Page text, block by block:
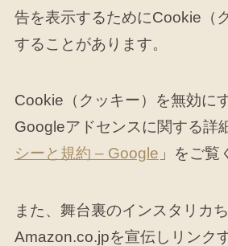
告を表示するためにCookie（
することがあります。
Cookie（クッキー）を無効に
Googleアドセンスに関する詳
シーと規約 – Google 」をご覧
また、舞台裏のインスタリカち
Amazon.co.jpを宣伝しリンク